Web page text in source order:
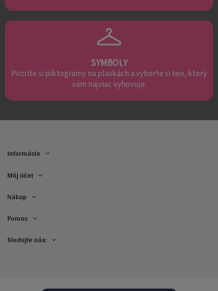
SYMBOLY
Pozrite si piktogramy na plavkách a vyberte si ten, ktorý
vám najviac vyhovuje.
Informácie
Môj účet
Nákup
Pomoc
Sledujte nás: